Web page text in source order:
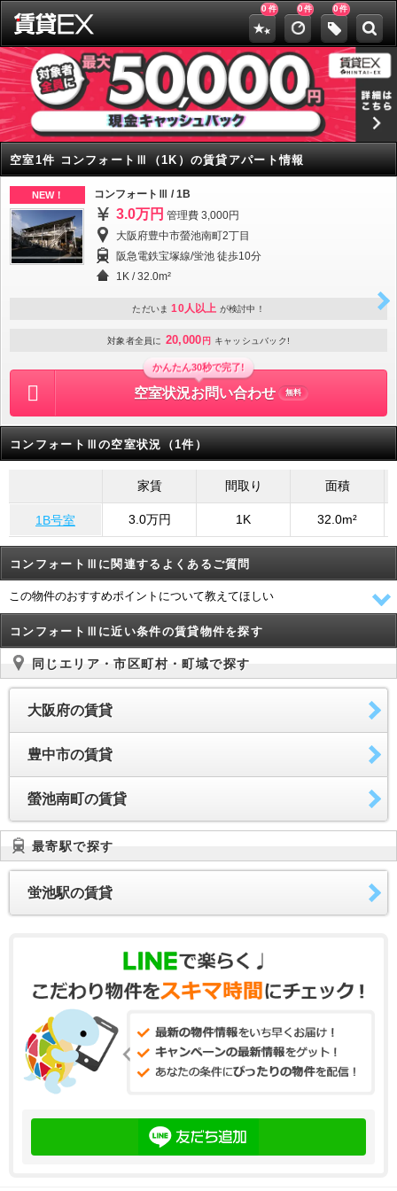
0 件 0件 0件
空室1件 コンフォートⅢ（1K）の賃貸アパート情報
NEW！ コンフォートⅢ / 1B
3.0万円 管理費 3,000円
大阪府豊中市螢池南町2丁目
阪急電鉄宝塚線/蛍池 徒歩10分
1K /32.0m²
ただいま 10人以上 が検討中！
対象者全員に 20,000 円 キャッシュバック!
かんたん30秒で完了!
空室状況お問い合わせ 無料
コンフォートⅢの空室状況（1件）
家賃 間取り 面積
1B号室 3.0万円 1K 32.0m²
コンフォートⅢに関連するよくあるご質問
この物件のおすすめポイントについて教えてほしい
コンフォートⅢに近い条件の賃貸物件を探す
同じエリア・市区町村・町域で探す
大阪府の賃貸
豊中市の賃貸
螢池南町の賃貸
最寄駅で探す
蛍池駅の賃貸